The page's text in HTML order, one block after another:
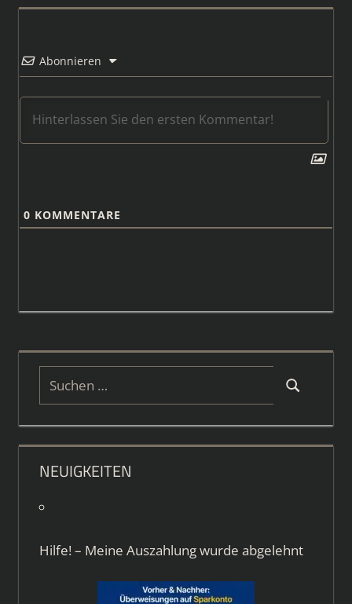
Abonnieren
0 KOMMENTARE
Suchen
nach:
Suchen
NEUIGKEITEN
Hilfe! – Meine Auszahlung wurde abgelehnt